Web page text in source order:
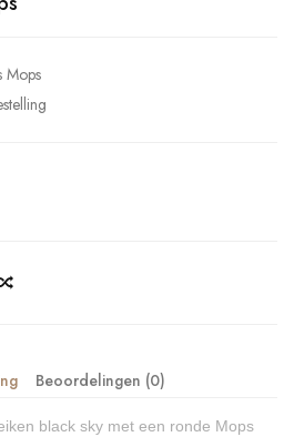
Mops
Beoordelingen (0)
black sky met een ronde Mops